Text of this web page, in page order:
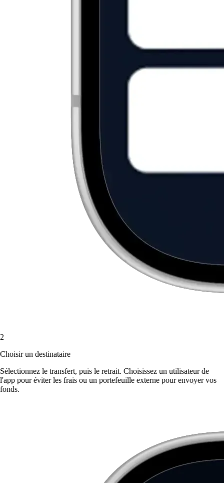
2
Choisir un destinataire
Sélectionnez le transfert, puis le retrait. Choisissez un utilisateur de
l'app pour éviter les frais ou un portefeuille externe pour envoyer vos
fonds.